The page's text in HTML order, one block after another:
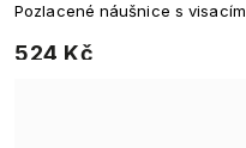
524 Kč
Pozlacené náušnice s visacím